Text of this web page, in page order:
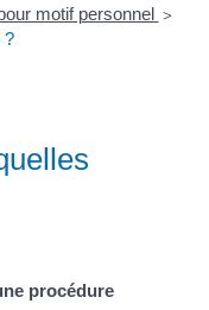
motif personnel >
?
procédure